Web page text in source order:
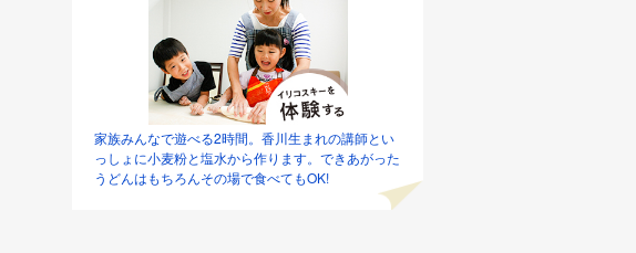
家族みんなで遊べる2時間。香川生まれの講師とい
っしょに小麦粉と塩水から作ります。できあがった
うどんはもちろんその場で食べてもOK!